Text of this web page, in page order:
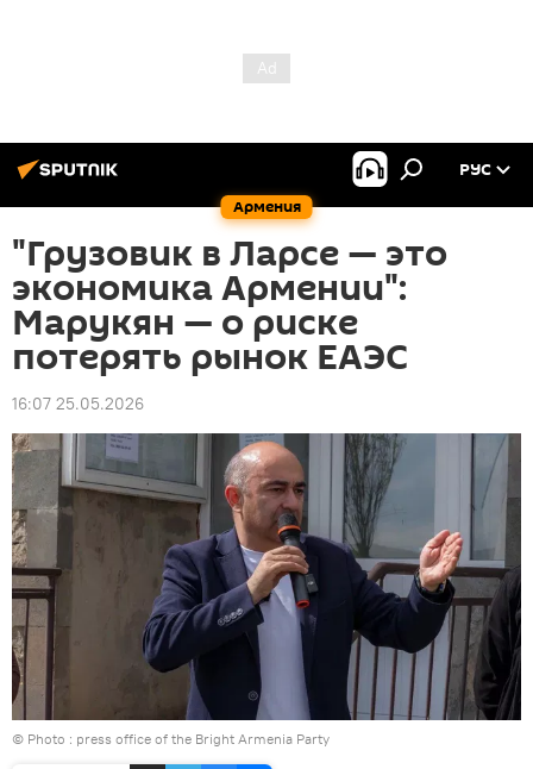
Армения
РУС
"Грузовик в Ларсе — это
экономика Армении":
Марукян — о риске
потерять рынок ЕАЭС
16:07 25.05.2026
© Photo : press office of the Bright Armenia Party